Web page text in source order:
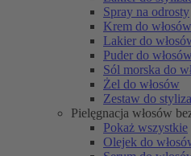
Spray na odrosty
Krem do włosów
Lakier do
Puder do włosów
Sól morska do
Żel do włosów
Zestaw do
Pielęgnacja włosów
Pokaż wszystkie
Olejek do